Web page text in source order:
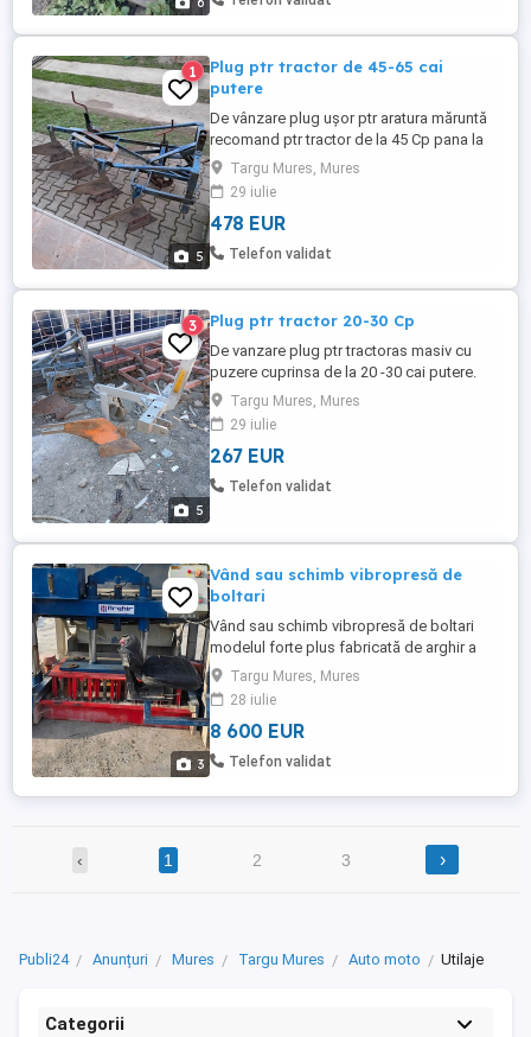
5
1
Plug ptr tractor de 45-65 cai
putere
De vânzare plug ușor ptr aratura măruntă
recomand ptr tractor de la 45 Cp pana la
65 Cp. Lățime de tăiere 90-95 cm .Pretul
este in lei si nu este negociabil avabd in
vedere ca merge f bine si nu necesita
investitii !
Targu Mures, Mures
29 iulie
478 EUR
Telefon validat
5
3 Plug ptr tractor 20-30 Cp
De vanzare plug ptr tractoras masiv cu
puzere cuprinsa de la 20 -30 cai putere.
Targu Mures, Mures
29 iulie
267 EUR
Telefon validat
3
Vând sau schimb vibropresă de
boltari
Vând sau schimb vibropresă de boltari
modelul forte plus fabricată de arghir a
fost achiziționată în anul 2022 are 2
matrițe de boltari de fundație mărime 50-
20-20 si 50-20-15 pentru mai multe detalii
mă puteți contacta la telefon .
Targu Mures, Mures
28 iulie
8 600 EUR
Telefon validat
‹ 1 2 3 ›
Publi24 Anunțuri Mures Targu Mures Auto moto Utilaje
Categorii